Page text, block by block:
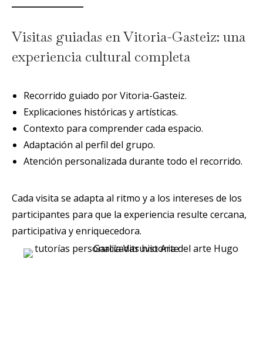
Visitas guiadas en Vitoria-Gasteiz: una
experiencia cultural completa
Recorrido guiado por Vitoria-Gasteiz.
Explicaciones históricas y artísticas.
Contexto para comprender cada espacio.
Adaptación al perfil del grupo.
Atención personalizada durante todo el recorrido.
Cada visita se adapta al ritmo y a los intereses de los
participantes para que la experiencia resulte cercana,
participativa y enriquecedora.